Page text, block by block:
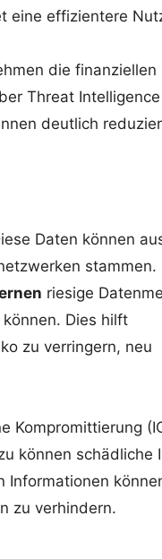
eine effizientere
die finanziellen
Threat
deutlich
Daten können
stammen.
riesige
Dies hilft
zu verringern, neu
Kompromittierung
können schädliche
Informationen
zu verhindern.